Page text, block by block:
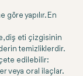
göre yapılır. En
diş eti çizgisinin
temizliklerdir.
edilebilir:
veya oral ilaçlar.